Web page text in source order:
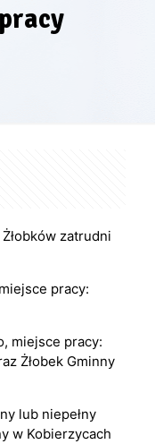
zatrudni
pracy:
miejsce pracy:
Żłobek Gminny
lub niepełny
w Kobierzycach